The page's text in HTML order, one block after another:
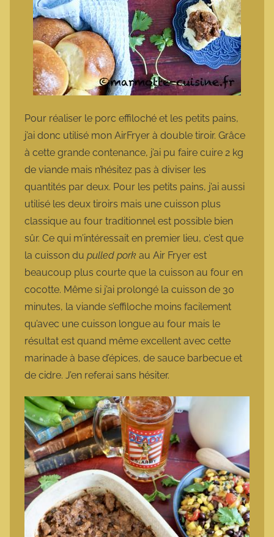
Pour réaliser le porc effiloché et les petits pains,
j’ai donc utilisé mon AirFryer à double tiroir. Grâce
à cette grande contenance, j’ai pu faire cuire 2 kg
de viande mais n’hésitez pas à diviser les
quantités par deux. Pour les petits pains, j’ai aussi
utilisé les deux tiroirs mais une cuisson plus
classique au four traditionnel est possible bien
sûr. Ce qui m’intéressait en premier lieu, c’est que
la cuisson du pulled pork au Air Fryer est
beaucoup plus courte que la cuisson au four en
cocotte. Même si j’ai prolongé la cuisson de 30
minutes, la viande s’effiloche moins facilement
qu’avec une cuisson longue au four mais le
résultat est quand même excellent avec cette
marinade à base d’épices, de sauce barbecue et
de cidre. J’en referai sans hésiter.